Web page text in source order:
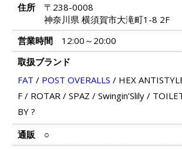
住所
〒238-0008
神奈川県 横須賀市大滝町1-8 2F
営業時間
12:00～20:00
取扱ブランド
FAT / POST OVERALLS / HEX
F/ ROTAR/ SPAZ / Swingin’Slily/
BY ?
通販
○